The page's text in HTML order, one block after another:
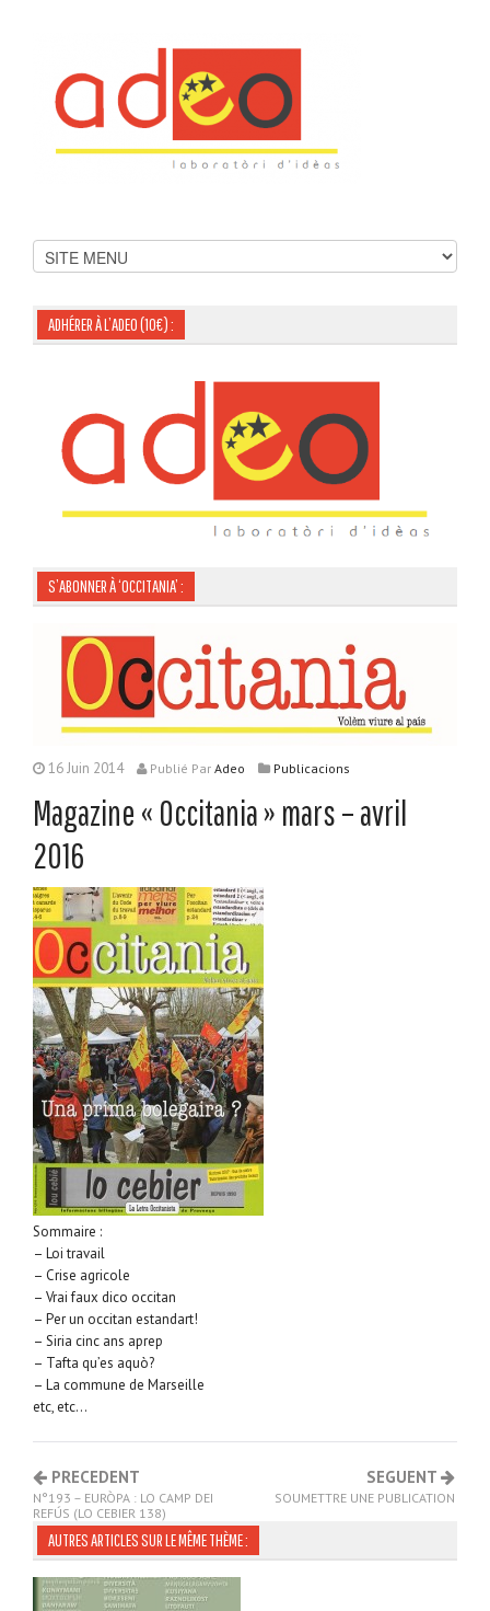
ADHÉRER À L’ADEO (10€) :
S’ABONNER À ‘OCCITANIA’ :
16 Juin 2014 Publié Par Adeo Publicacions
Magazine « Occitania » mars – avril
2016
Sommaire :
– Loi travail
– Crise agricole
– Vrai faux dico occitan
– Per un occitan estandart!
– Siria cinc ans aprep
– Tafta qu’es aquò?
– La commune de Marseille
etc, etc…
PRECEDENT
N°193 – EURÒPA : LO CAMP DEI
REFÚS (LO CEBIER 138)
SEGUENT
SOUMETTRE UNE PUBLICATION
AUTRES ARTICLES SUR LE MÊME THÈME :